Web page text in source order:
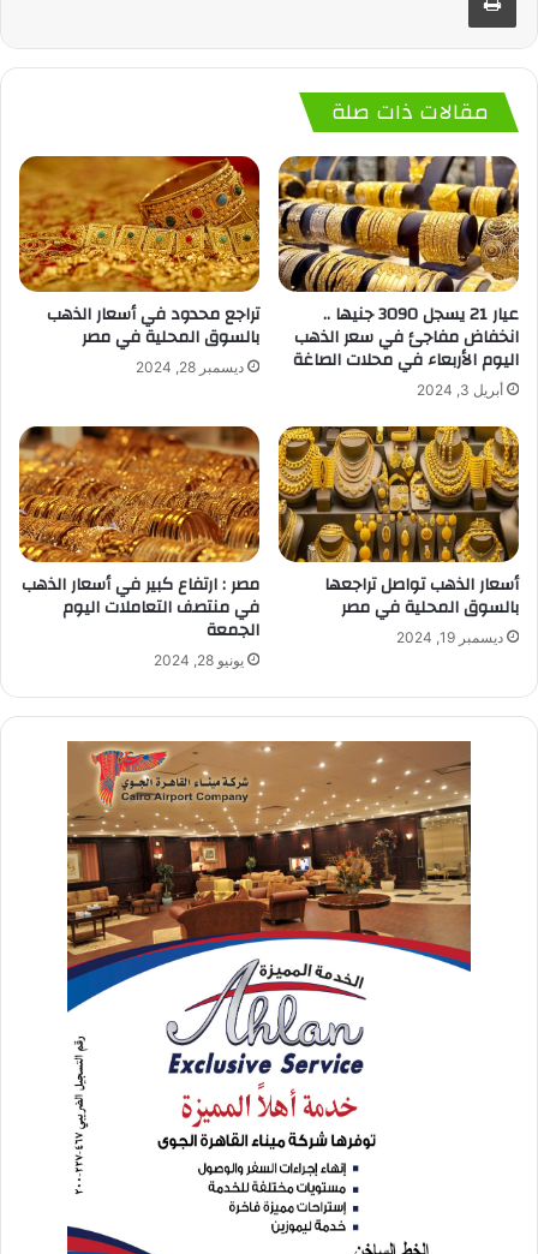
مقالات ذات صلة
عيار 21 يسجل 3090 جنيها ..
انخفاض مفاجئ في سعر الذهب
اليوم الأربعاء في محلات الصاغة
أبريل 3, 2024
تراجع محدود في أسعار الذهب
بالسوق المحلية في مصر
ديسمبر 28, 2024
أسعار الذهب تواصل تراجعها
بالسوق المحلية في مصر
ديسمبر 19, 2024
مصر : ارتفاع كبير في أسعار الذهب
في منتصف التعاملات اليوم
الجمعة
يونيو 28, 2024